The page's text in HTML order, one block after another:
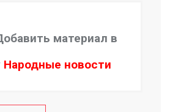
материал в
Народные новости